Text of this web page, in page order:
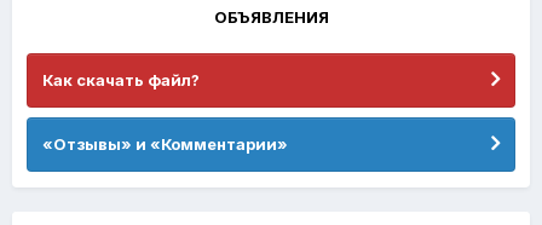
ОБЪЯВЛЕНИЯ
Как скачать файл?
«Отзывы» и «Комментарии»